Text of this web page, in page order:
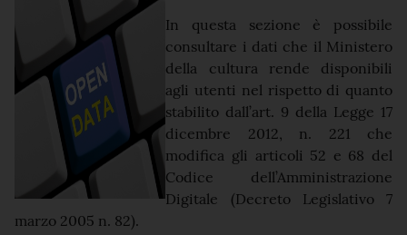
In questa sezione è possibile
consultare i dati che il Ministero
della cultura rende disponibili
agli utenti nel rispetto di quanto
stabilito dall’art. 9 della Legge 17
dicembre 2012, n. 221 che
modifica gli articoli 52 e 68 del
Codice dell’Amministrazione
Digitale (Decreto Legislativo 7
marzo 2005 n. 82).